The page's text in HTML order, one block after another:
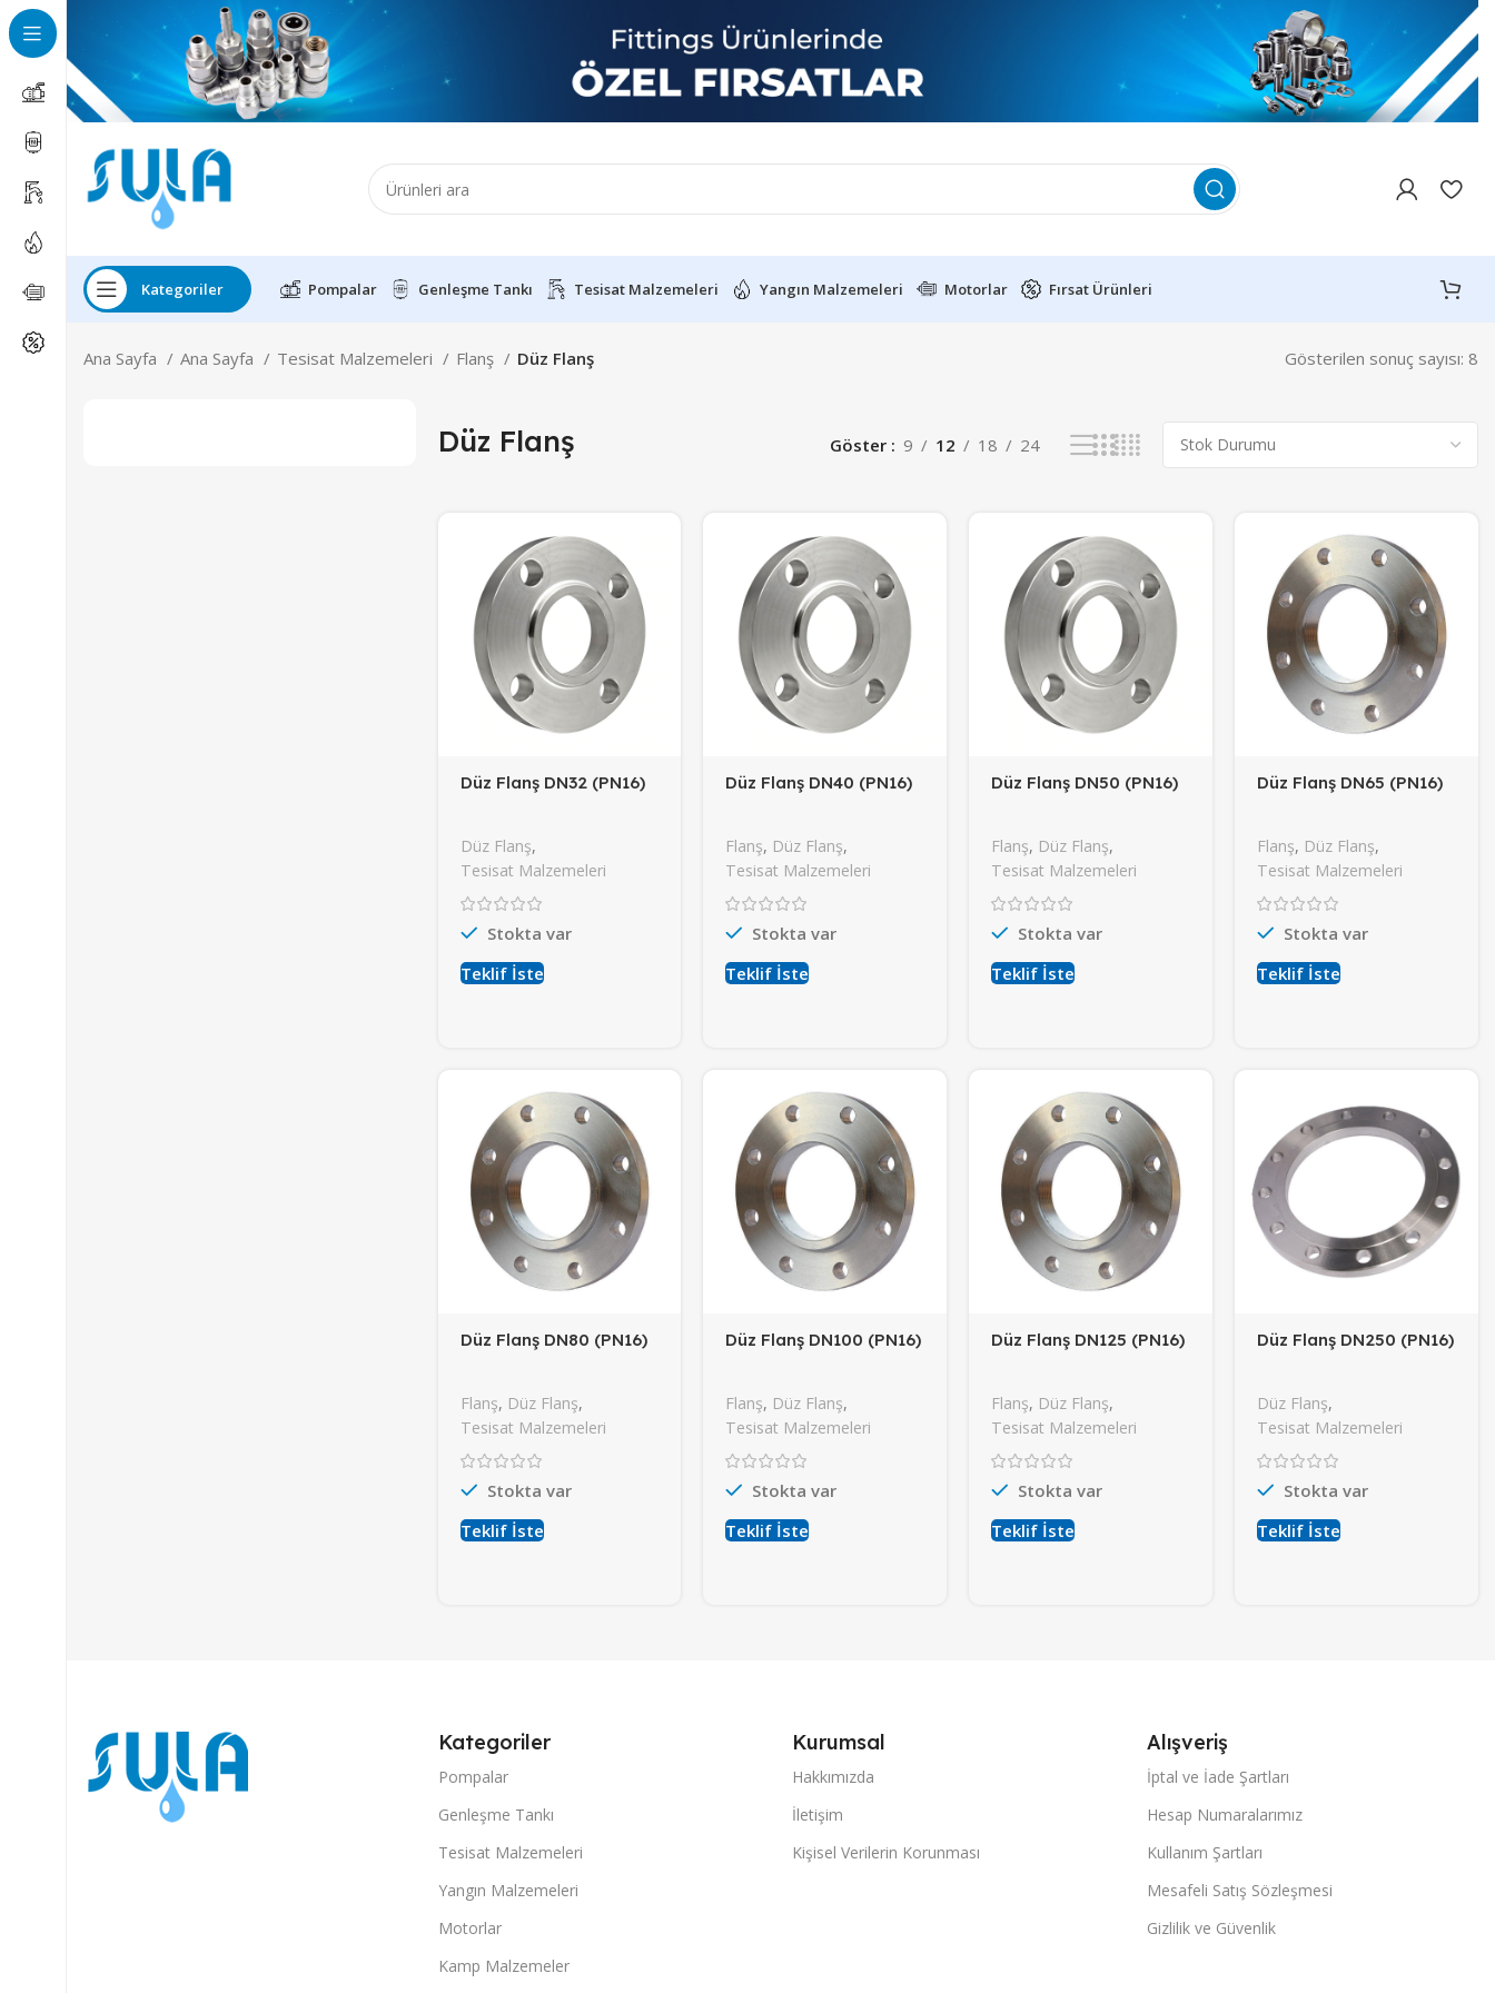
Kategoriler Pompalar Genleşme Tankı Tesisat Malzemeleri Yangın Malzemeleri Motorlar Fırsat Ürünleri
Ana Sayfa Ana Sayfa Tesisat Malzemeleri Flanş Düz Flanş Gösterilen sonuç sayısı: 8
Düz Flanş Göster 9 12 18 24
Düz Flanş DN32 (PN16)
Düz Flanş,
Tesisat Malzemeleri
Stokta var
Teklif İste
Düz Flanş DN40 (PN16)
Flanş, Düz Flanş,
Tesisat Malzemeleri
Stokta var
Teklif İste
Düz Flanş DN50 (PN16)
Flanş, Düz Flanş,
Tesisat Malzemeleri
Stokta var
Teklif İste
Düz Flanş DN65 (PN16)
Flanş, Düz Flanş,
Tesisat Malzemeleri
Stokta var
Teklif İste
Düz Flanş DN80 (PN16)
Flanş, Düz Flanş,
Tesisat Malzemeleri
Stokta var
Teklif İste
Düz Flanş DN100 (PN16)
Flanş, Düz Flanş,
Tesisat Malzemeleri
Stokta var
Teklif İste
Düz Flanş DN125 (PN16)
Flanş, Düz Flanş,
Tesisat Malzemeleri
Stokta var
Teklif İste
Düz Flanş DN250 (PN16)
Düz Flanş,
Tesisat Malzemeleri
Stokta var
Teklif İste
Kategoriler
Pompalar
Genleşme Tankı
Tesisat Malzemeleri
Yangın Malzemeleri
Motorlar
Kamp Malzemeler
Kurumsal
Hakkımızda
İletişim
Kişisel Verilerin Korunması
Alışveriş
İptal ve İade Şartları
Hesap Numaralarımız
Kullanım Şartları
Mesafeli Satış Sözleşmesi
Gizlilik ve Güvenlik